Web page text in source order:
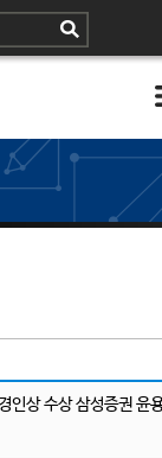
인상 수상 삼성증권 윤